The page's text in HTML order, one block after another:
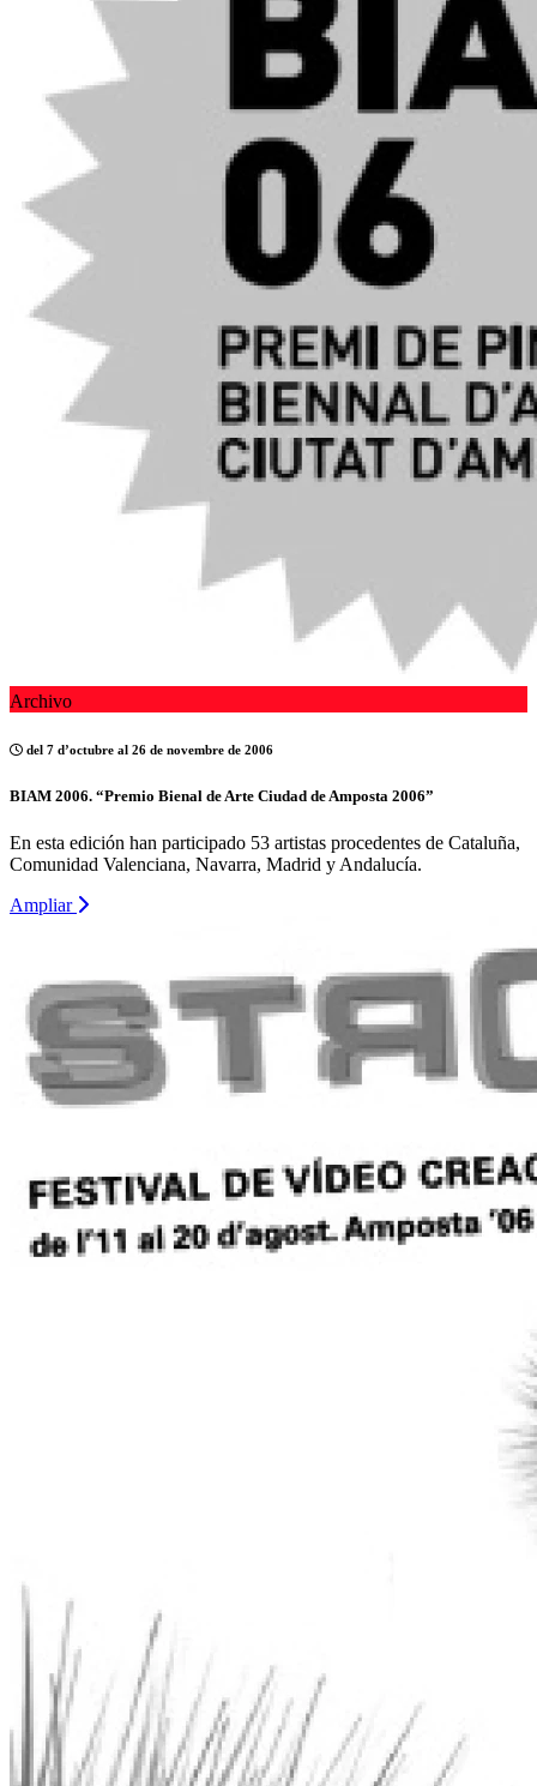
Archivo
del 7 d’octubre al 26 de novembre de 2006
BIAM 2006. “Premio Bienal de Arte Ciudad de Amposta 2006”
En esta edición han participado 53 artistas procedentes de Cataluña,
Comunidad Valenciana, Navarra, Madrid y Andalucía.
Ampliar